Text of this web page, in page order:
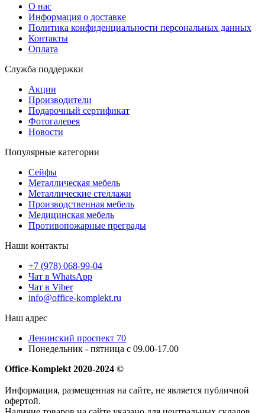
О нас
Информация о доставке
Политика конфиденциальности персональных данных
Контакты
Оплата
Служба поддержки
Акции
Производители
Подарочный сертификат
Фотогалерея
Новости
Популярные категории
Сейфы
Металлическая мебель
Металлические стеллажи
Производственная мебель
Медицинская мебель
Противопожарные преграды
Наши контакты
+7 (978) 068-99-04
Чат в WhatsApp
Чат в Viber
info@office-komplekt.ru
Наш адрес
Ленинский проспект 70
Понедельник - пятница с 09.00-17.00
Office-Komplekt 2020-2024 ©
Информация, размещенная на сайте, не является публичной
офертой.